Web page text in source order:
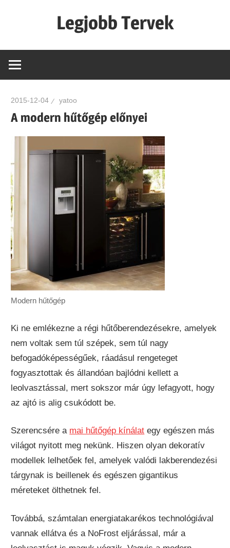
Legjobb Tervek
mindig
jó
tervünk…!
2015-12-04 yatoo
A modern hűtőgép előnyei
Modern hűtőgép
Ki ne emlékezne a régi hűtőberendezésekre, amelyek
nem voltak sem túl szépek, sem túl nagy
befogadóképességűek, ráadásul rengeteget
fogyasztottak és állandóan bajlódni kellett a
leolvasztással, mert sokszor már úgy lefagyott, hogy
az ajtó is alig csukódott be.
Szerencsére a mai hűtőgép kínálat egy egészen más
világot nyitott meg nekünk. Hiszen olyan dekoratív
modellek lelhetőek fel, amelyek valódi lakberendezési
tárgynak is beillenek és egészen gigantikus
méreteket ölthetnek fel.
Továbbá, számtalan energiatakarékos technológiával
vannak ellátva és a NoFrost eljárással, már a